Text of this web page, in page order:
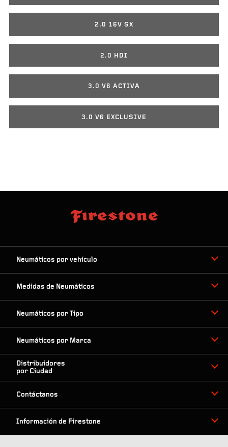
2.0 16V SX
2.0 HDI
3.0 V6 ACTIVA
3.0 V6 EXCLUSIVE
Neumáticos por vehículo
Medidas de Neumáticos
Neumáticos por Tipo
Neumáticos por Marca
Distribuidores
por Ciudad
Contáctanos
Información de Firestone